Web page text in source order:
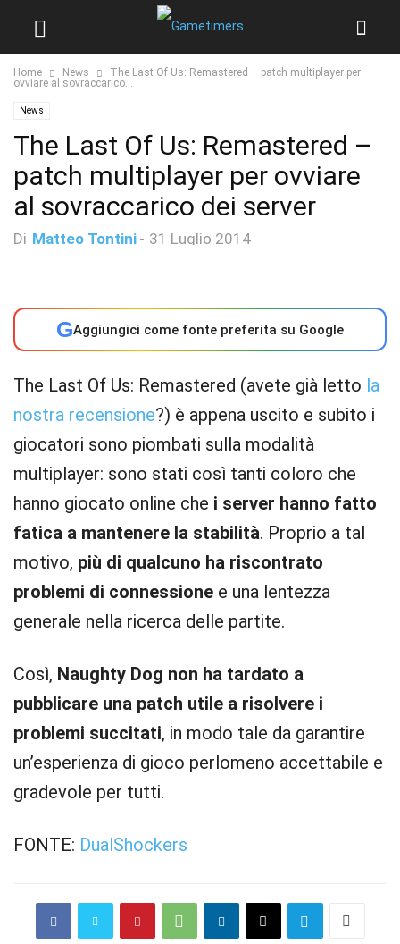
Home News
The Last Of Us: Remastered – patch multiplayer per
ovviare al sovraccarico...
News
The Last Of Us: Remastered –
patch multiplayer per ovviare
al sovraccarico dei server
Di Matteo Tontini - 31 Luglio 2014
GAggiungici come fonte preferita su Google
The Last Of Us: Remastered (avete già letto la
nostra recensione?) è appena uscito e subito i
giocatori sono piombati sulla modalità
multiplayer: sono stati così tanti coloro che
hanno giocato online che i server hanno fatto
fatica a mantenere la stabilità. Proprio a tal
motivo, più di qualcuno ha riscontrato
problemi di connessione e una lentezza
generale nella ricerca delle partite.
Così, Naughty Dog non ha tardato a
pubblicare una patch utile a risolvere i
problemi succitati, in modo tale da garantire
un’esperienza di gioco perlomeno accettabile e
gradevole per tutti.
FONTE: DualShockers